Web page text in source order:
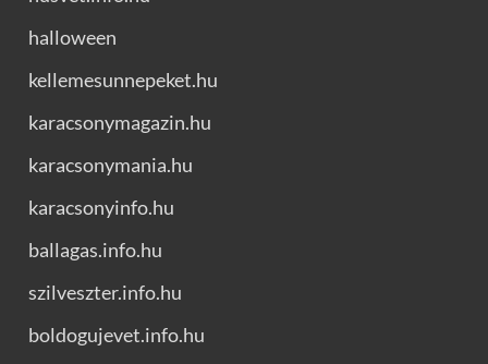
halloween
kellemesunnepeket.hu
karacsonymagazin.hu
karacsonymania.hu
karacsonyinfo.hu
ballagas.info.hu
szilveszter.info.hu
boldogujevet.info.hu